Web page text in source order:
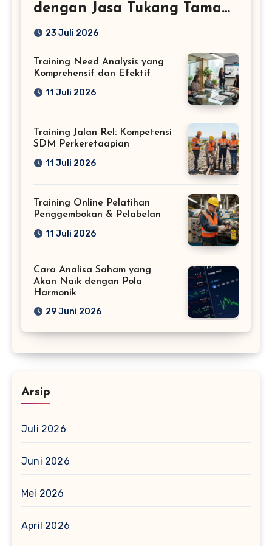
dengan Jasa Tukang Taman
Profesional
23 Juli 2026
Training Need Analysis yang
Komprehensif dan Efektif
11 Juli 2026
Training Jalan Rel: Kompetensi
SDM Perkeretaapian
11 Juli 2026
Training Online Pelatihan
Penggembokan & Pelabelan
11 Juli 2026
Cara Analisa Saham yang
Akan Naik dengan Pola
Harmonik
29 Juni 2026
Arsip
Juli 2026
Juni 2026
Mei 2026
April 2026